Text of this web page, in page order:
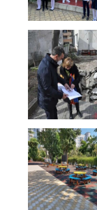
откриете
обиден
коментар,
сигнализирайте